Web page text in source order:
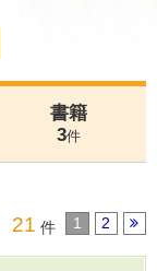
書籍
3件
21 件 1 2